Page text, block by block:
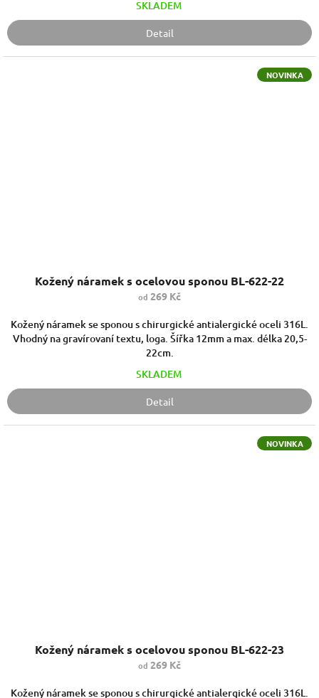
SKLADEM
Detail
NOVINKA
Kožený náramek s ocelovou sponou BL-622-22
od 269 Kč
Kožený náramek se sponou s chirurgické antialergické oceli 316L.
Vhodný na gravírovaní textu, loga. Šířka 12mm a max. délka 20,5-
22cm.
SKLADEM
Detail
NOVINKA
Kožený náramek s ocelovou sponou BL-622-23
od 269 Kč
Kožený náramek se sponou s chirurgické antialergické oceli 316L.